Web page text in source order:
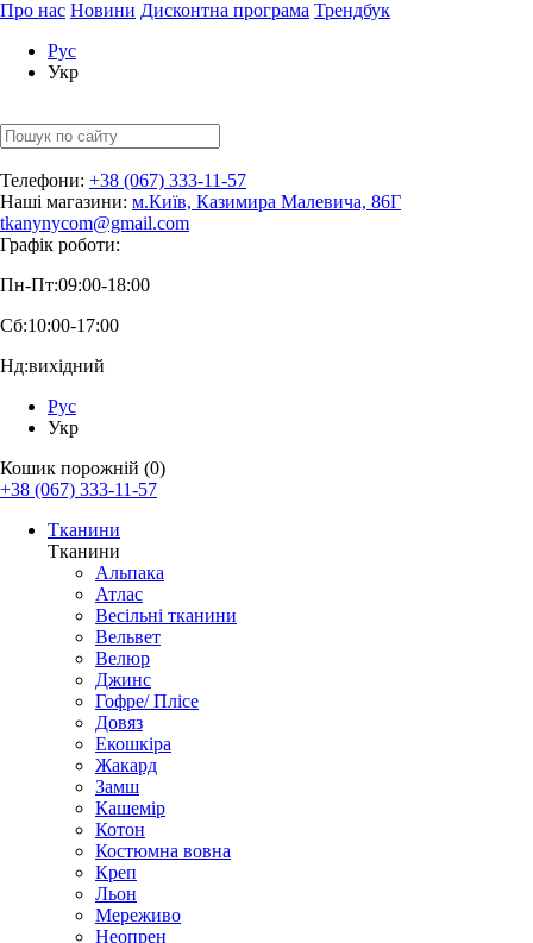
Про нас Новини Дисконтна програма Трендбук
Рус
Укр
Телефони: +38 (067) 333-11-57
Наші магазини: м.Київ, Казимира Малевича, 86Г
tkanynycom@gmail.com
Графік роботи:
Пн-Пт:09:00-18:00
Сб:10:00-17:00
Нд:вихідний
Рус
Укр
Кошик порожній (0)
+38 (067) 333-11-57
Тканини
Тканини
Альпака
Атлас
Весільні тканини
Вельвет
Велюр
Джинс
Гофре/ Плісе
Довяз
Екошкіра
Жакард
Замш
Кашемір
Котон
Костюмна вовна
Креп
Льон
Мереживо
Неопрен